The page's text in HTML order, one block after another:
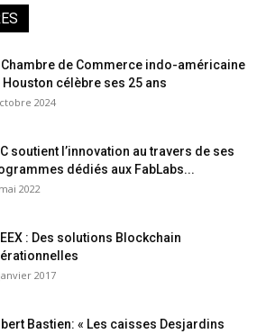
Chambre de Commerce indo-américaine
Houston célèbre ses 25 ans
2024
soutient l’innovation au travers de ses
dédiés aux FabLabs...
2022
: Des solutions Blockchain
2017
Bastien: « Les caisses Desjardins